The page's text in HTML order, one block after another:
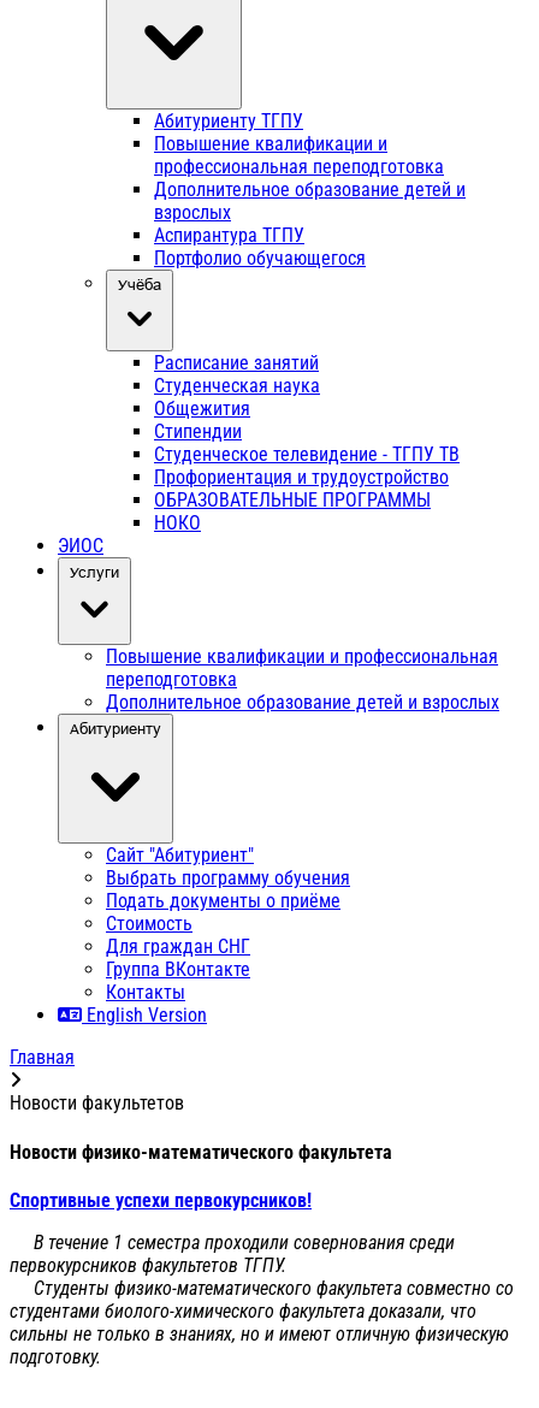
Абитуриенту ТГПУ
Повышение квалификации и
профессиональная переподготовка
Дополнительное образование детей и
взрослых
Аспирантура ТГПУ
Портфолио обучающегося
Учёба
Расписание занятий
Студенческая наука
Общежития
Стипендии
Студенческое телевидение - ТГПУ ТВ
Профориентация и трудоустройство
ОБРАЗОВАТЕЛЬНЫЕ ПРОГРАММЫ
НОКО
ЭИОС
Услуги
Повышение квалификации и профессиональная
переподготовка
Дополнительное образование детей и взрослых
Абитуриенту
Сайт "Абитуриент"
Выбрать программу обучения
Подать документы о приёме
Стоимость
Для граждан СНГ
Группа ВКонтакте
Контакты
English Version
Главная
Новости факультетов
Новости физико-математического факультета
Спортивные успехи первокурсников!
В течение 1 семестра проходили совернования среди
первокурсников факультетов ТГПУ.
Студенты физико-математического факультета совместно со
студентами биолого-химического факультета доказали, что
сильны не только в знаниях, но и имеют отличную физическую
подготовку.